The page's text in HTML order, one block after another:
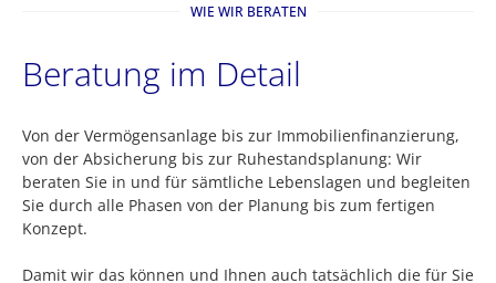
WIE WIR BERATEN
Beratung im Detail
Von der Vermögensanlage bis zur Immobilienfinanzierung,
von der Absicherung bis zur Ruhestandsplanung: Wir
beraten Sie in und für sämtliche Lebenslagen und begleiten
Sie durch alle Phasen von der Planung bis zum fertigen
Konzept.
Damit wir das können und Ihnen auch tatsächlich die für Sie